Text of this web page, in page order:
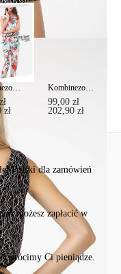
Kombinezon do spodni z kwiatowym wzorem PEONIA
zł
Kombinezon z etnicznym wzorem SIENA
99,00 zł
202,90 zł
Polski dla zamówień
możesz zapłacić w
Ci pieniądze.